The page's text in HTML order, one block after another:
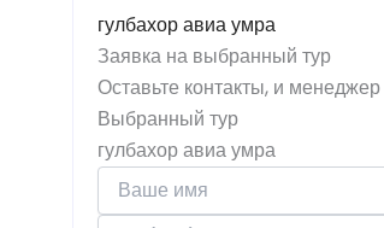
гулбахор авиа умра
Заявка на выбранный тур
Оставьте контакты, и
Выбранный тур
гулбахор авиа умра